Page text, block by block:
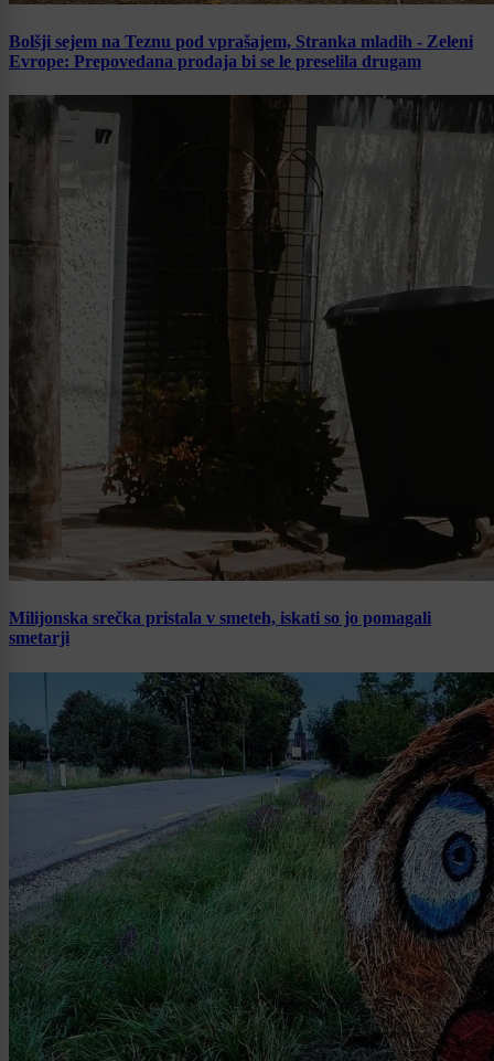
Bolšji sejem na Teznu pod vprašajem, Stranka mladih - Zeleni
Evrope: Prepovedana prodaja bi se le preselila drugam
Milijonska srečka pristala v smeteh, iskati so jo pomagali
smetarji